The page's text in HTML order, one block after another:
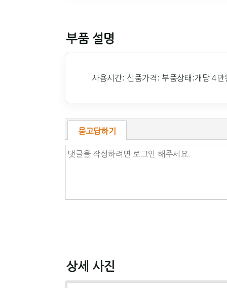
부품 설명
사용시간: 신품가격: 부품상태:개당 4
묻고답하기
상세 사진